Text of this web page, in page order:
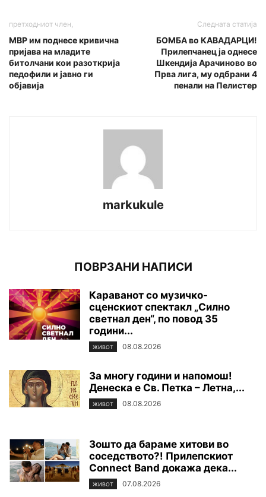
претходниот член,
МВР им поднесе кривична
пријава на младите
битолчани кои разоткрија
педофили и јавно ги
објавија
Следната статија
БОМБА во КАВАДАРЦИ!
Прилепчанец ја однесе
Шкендија Арачиново во
Прва лига, му одбрани 4
пенали на Пелистер
markukule
ПОВРЗАНИ НАПИСИ
Караванот со музичко-
сценскиот спектакл „Силно
светнал ден“, по повод 35
години...
ЖИВОТ 08.08.2026
За многу години и напомош!
Денеска е Св. Петка – Летна,...
ЖИВОТ 08.08.2026
Зошто да бараме хитови во
соседството?! Прилепскиот
Connect Band докажа дека...
ЖИВОТ 07.08.2026